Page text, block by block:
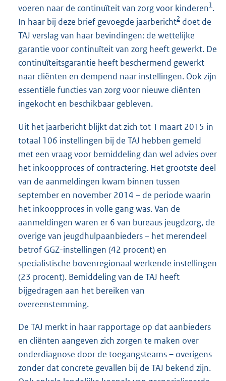
voeren naar de continuïteit van zorg voor kinderen1.
In haar bij deze brief gevoegde jaarbericht2 doet de
TAJ verslag van haar bevindingen: de wettelijke
garantie voor continuïteit van zorg heeft gewerkt. De
continuïteitsgarantie heeft beschermend gewerkt
naar cliënten en dempend naar instellingen. Ook zijn
essentiële functies van zorg voor nieuwe cliënten
ingekocht en beschikbaar gebleven.
Uit het jaarbericht blijkt dat zich tot 1 maart 2015 in
totaal 106 instellingen bij de TAJ hebben gemeld
met een vraag voor bemiddeling dan wel advies over
het inkoopproces of contractering. Het grootste deel
van de aanmeldingen kwam binnen tussen
september en november 2014 – de periode waarin
het inkoopproces in volle gang was. Van de
aanmeldingen waren er 6 van bureaus jeugdzorg, de
overige van jeugdhulpaanbieders – het merendeel
betrof GGZ-instellingen (42 procent) en
specialistische bovenregionaal werkende instellingen
(23 procent). Bemiddeling van de TAJ heeft
bijgedragen aan het bereiken van
overeenstemming.
De TAJ merkt in haar rapportage op dat aanbieders
en cliënten aangeven zich zorgen te maken over
onderdiagnose door de toegangsteams – overigens
zonder dat concrete gevallen bij de TAJ bekend zijn.